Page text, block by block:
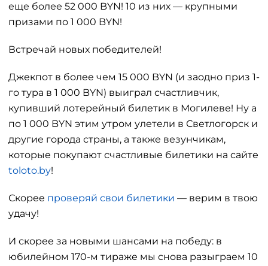
еще более 52 000 BYN! 10 из них — крупными
призами по 1 000 BYN!
Встречай новых победителей!
Джекпот в более чем 15 000 BYN (и заодно приз 1-
го тура в 1 000 BYN) выиграл счастливчик,
купивший лотерейный билетик в Могилеве! Ну а
по 1 000 BYN этим утром улетели в Светлогорск и
другие города страны, а также везунчикам,
которые покупают счастливые билетики на сайте
toloto.by!
Скорее проверяй свои билетики — верим в твою
удачу!
И скорее за новыми шансами на победу: в
юбилейном 170-м тираже мы снова разыграем 10